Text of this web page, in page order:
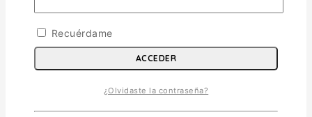
Barcos
TOGGLE CHILD MENU
Aviones, Helicópteros Y Barcos Die Cast
Recuérdame
ACCEDER
¿Olvidaste la contraseña?